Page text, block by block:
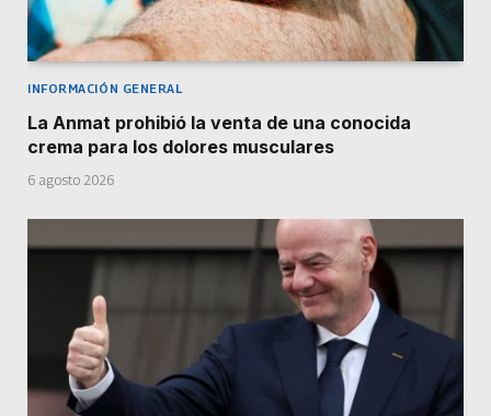
INFORMACIÓN GENERAL
La Anmat prohibió la venta de una conocida
crema para los dolores musculares
6 agosto 2026